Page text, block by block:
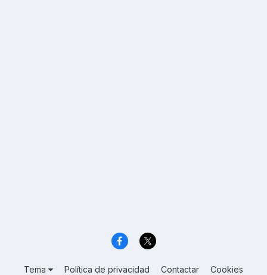
Tema Política de privacidad Contactar Cookies